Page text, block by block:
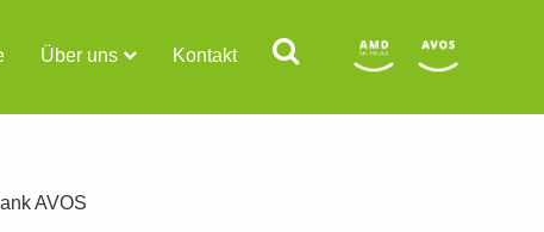
Über uns Kontakt
AVOS